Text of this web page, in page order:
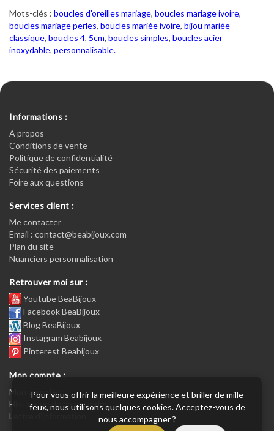
Mots-clés : boucles d'oreilles mariage, boucles mariage ivoire,
boucles mariage perles, boucles mariée ivoire, bijou mariée
classique, boucles 4, 5cm, boucles simples, boucles acier
inoxydable, personnalisable.
Informations :
A propos
Conditions de vente
Politique de confidentialité
Sécurité des paiements
Foire aux questions
Services client :
Me contacter
Email : contact@beabijoux.com
Plan du site
Nuanciers personnalisation
Retrouver moi sur :
Youtube BeaBijoux
Facebook BeaBijoux
Blog BeaBijoux
Instagram Beabijoux
Pinterest Beabijoux
Mon compte :
Mon compte :
Historique de commandes
Lettre d’information
Pour vous offrir la meilleure expérience et briller de mille
feux, nous utilisons quelques cookies. Acceptez-vous de
nous accompagner ?